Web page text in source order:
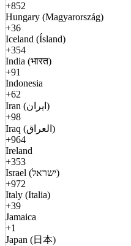
+852
Hungary (Magyarország)
+36
Iceland (Ísland)
+354
India (भारत)
+91
Indonesia
+62
Iran (ایران)
+98
Iraq (العراق)
+964
Ireland
+353
Israel (ישראל)
+972
Italy (Italia)
+39
Jamaica
+1
Japan (日本)